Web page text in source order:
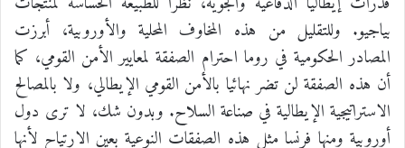
بياجيو. وللتقليل من هذه المخاوف المحلية والأوروبية، أبرزت
المصادر الحكومية في روما احترام الصفقة لمعايير الأمن القومي، كما
أن هذه الصفقة لن تضر نهائيا بالأمن القومي الإيطالي، ولا بالمصالح
الاستراتيجية الإيطالية في صناعة السلاح. وبدون شك، لا ترى دول
أوروبية ومنها فرنسا مثل هذه الصفقات النوعية بعين الارتياح لأنها